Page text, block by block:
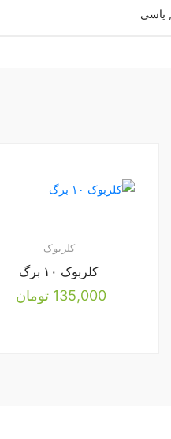
یاسی
کلربوک
کلربوک ۱۰ برگ
135,000 تومان